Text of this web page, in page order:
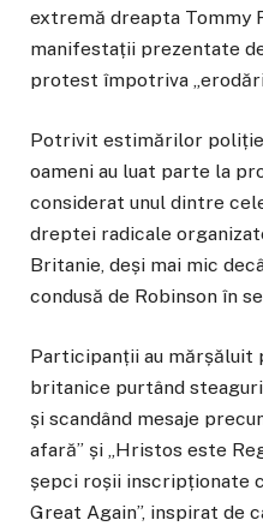
extremă dreapta Tommy
manifestații prezentate
protest împotriva
Potrivit estimărilor
oameni au luat parte la
considerat unul dintre
dreptei radicale
Britanie, deși mai mic
condusă de Robinson în
Participanții au
britanice purtând
și scandând mesaje
afară” și „Hristos este
șepci roșii inscripționate
Great Again”, inspirat de